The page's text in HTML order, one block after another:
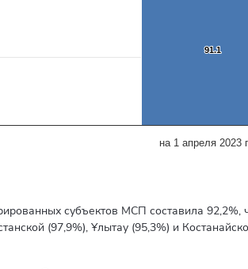
91.1
91.1
на 1 апреля 2023
субъектов МСП составила
(97,9%), Ұлытау (95,3%) и